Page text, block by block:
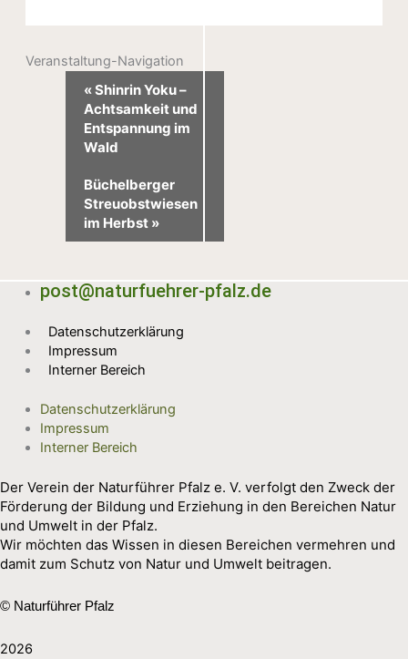
Veranstaltung-Navigation
«Shinrin Yoku –
Achtsamkeit und
Entspannung im
Wald
Büchelberger
Streuobstwiesen
im Herbst »
post@naturfuehrer-pfalz.de
Datenschutzerklärung
Impressum
Interner Bereich
Datenschutzerklärung
Impressum
Interner Bereich
Der Verein der Naturführer Pfalz e. V. verfolgt den Zweck der
Förderung der Bildung und Erziehung in den Bereichen Natur
und Umwelt in der Pfalz.
Wir möchten das Wissen in diesen Bereichen vermehren und
damit zum Schutz von Natur und Umwelt beitragen.
© Naturführer Pfalz
2026